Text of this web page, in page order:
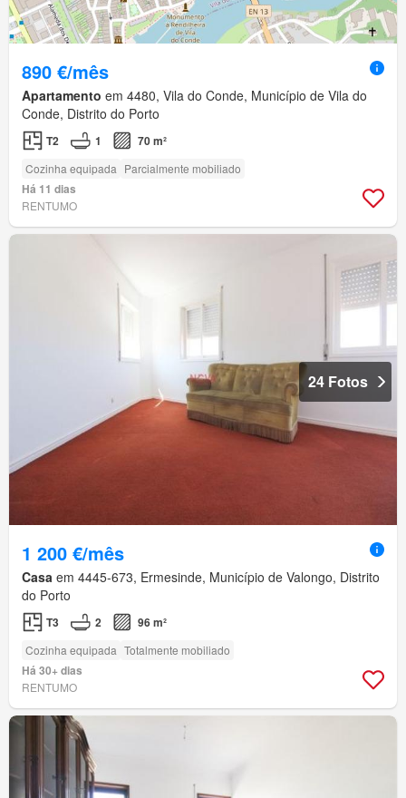
890 €/mês
Apartamento em 4480, Vila do Conde, Município de Vila do
Conde, Distrito do Porto
T2 1 70 m²
Cozinha equipada Parcialmente mobiliado
Há 11 dias
RENTUMO
24 Fotos
1 200 €/mês
Casa em 4445-673, Ermesinde, Município de Valongo, Distrito
do Porto
T3 2 96 m²
Cozinha equipada Totalmente mobiliado
Há 30+ dias
RENTUMO